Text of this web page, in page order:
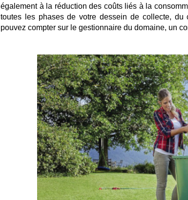
également à la réduction des coûts liés à la
toutes les phases de votre dessein de collecte,
pouvez compter sur le gestionnaire du domaine, un